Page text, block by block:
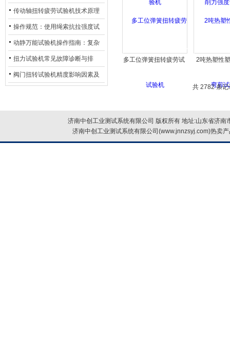
理与行业应用
传动轴扭转疲劳试验机技术原理
与行业应用
操作规范：使用绳索抗拉强度试
验机的完整测试步骤
动静万能试验机操作指南：复杂
动态测试的标准化流程
扭力试验机常见故障诊断与排
除：从传感器信号异常到机械传
阀门扭转试验机精度影响因素及
多工位弹簧扭转疲劳试
2吨热塑性
共 2782 条
济南中创工业测试系统有限公司 版权所有 地址:山东省济
济南中创工业测试系统有限公司(www.jnnzsyj.com)热卖